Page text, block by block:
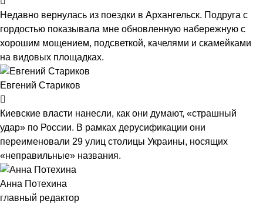
Недавно вернулась из поездки в Архангельск. Подруга с
гордостью показывала мне обновленную набережную с
хорошим мощением, подсветкой, качелями и скамейками
на видовых площадках.
Евгений Стариков
Киевские власти нанесли, как они думают, «страшный
удар» по России. В рамках дерусификации они
переименовали 29 улиц столицы Украины, носящих
«неправильные» названия.
Анна Потехина
главный редактор